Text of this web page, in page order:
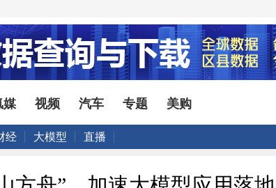
媒 视频 汽车 专题 美购
经 大模型 直播